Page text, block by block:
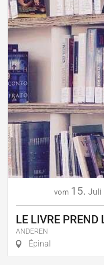
vom 15. Juli
LE LIVRE PREND
ANDEREN
Épinal